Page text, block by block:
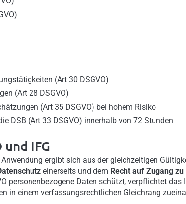
(Art 30 DSGVO)
(Art 28 DSGVO)
(Art 35 DSGVO) bei hohem Risiko
DSB (Art 33 DSGVO) innerhalb von 72 Stunden
und IFG
ergibt sich aus der gleichzeitigen
einerseits und dem Recht auf Zugang
personenbezogene Daten schützt, verpflichtet das
in einem verfassungsrechtlichen Gleichrang